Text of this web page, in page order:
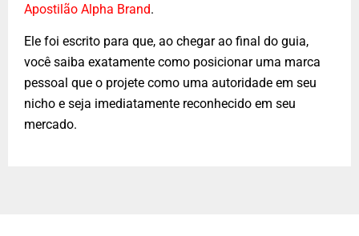
Apostilão Alpha Brand.
Ele foi escrito para que, ao chegar ao final do guia,
você saiba exatamente como posicionar uma marca
pessoal que o projete como uma autoridade em seu
nicho e seja imediatamente reconhecido em seu
mercado.